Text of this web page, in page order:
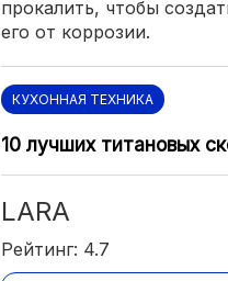
прокалить, чтобы
его от коррозии.
КУХОННАЯ ТЕХНИКА
10 лучших титановых
LARA
Рейтинг: 4.7